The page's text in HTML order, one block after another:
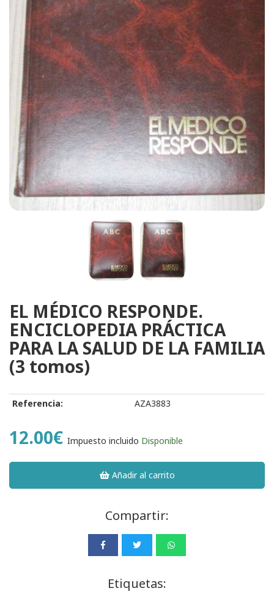
EL MÉDICO RESPONDE.
ENCICLOPEDIA PRÁCTICA
PARA LA SALUD DE LA FAMILIA
(3 tomos)
Referencia: AZA3883
12.00€ Impuesto incluido Disponible
Añadir al carrito
Compartir:
Etiquetas: